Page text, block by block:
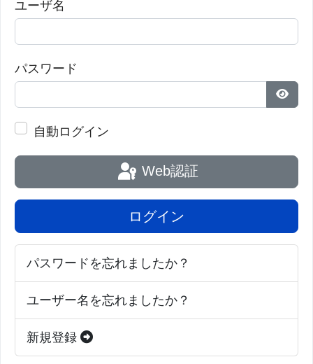
article]
ユーザ名
パスワード
パス
自動ログイン
Web認証
ログイン
パスワードを忘れましたか？
ユーザー名を忘れましたか？
新規登録